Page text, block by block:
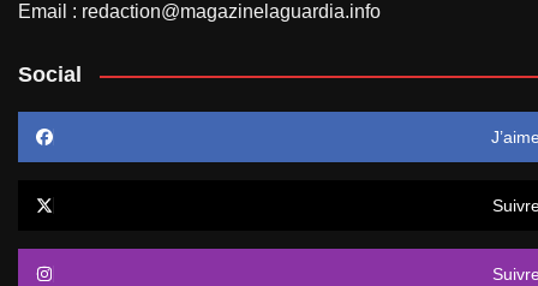
Email : redaction@magazinelaguardia.info
Social